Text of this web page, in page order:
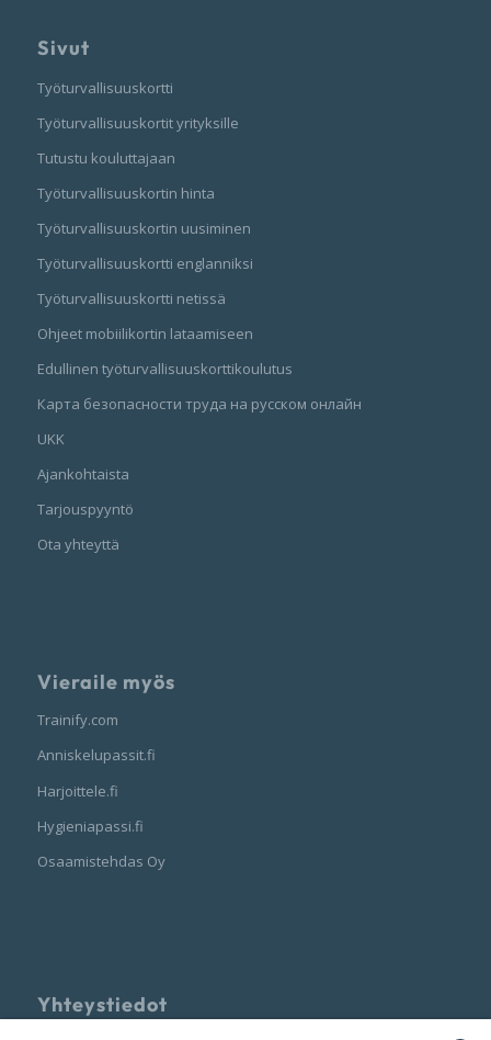
Sivut
Työturvallisuuskortti
Työturvallisuuskortit yrityksille
Tutustu kouluttajaan
Työturvallisuuskortin hinta
Työturvallisuuskortin uusiminen
Työturvallisuuskortti englanniksi
Työturvallisuuskortti netissä
Ohjeet mobiilikortin lataamiseen
Edullinen työturvallisuuskorttikoulutus
Карта безопасности труда на русском онлайн
UKK
Ajankohtaista
Tarjouspyyntö
Ota yhteyttä
Vieraile myös
Trainify.com
Anniskelupassit.fi
Harjoittele.fi
Hygieniapassi.fi
Osaamistehdas Oy
Yhteystiedot